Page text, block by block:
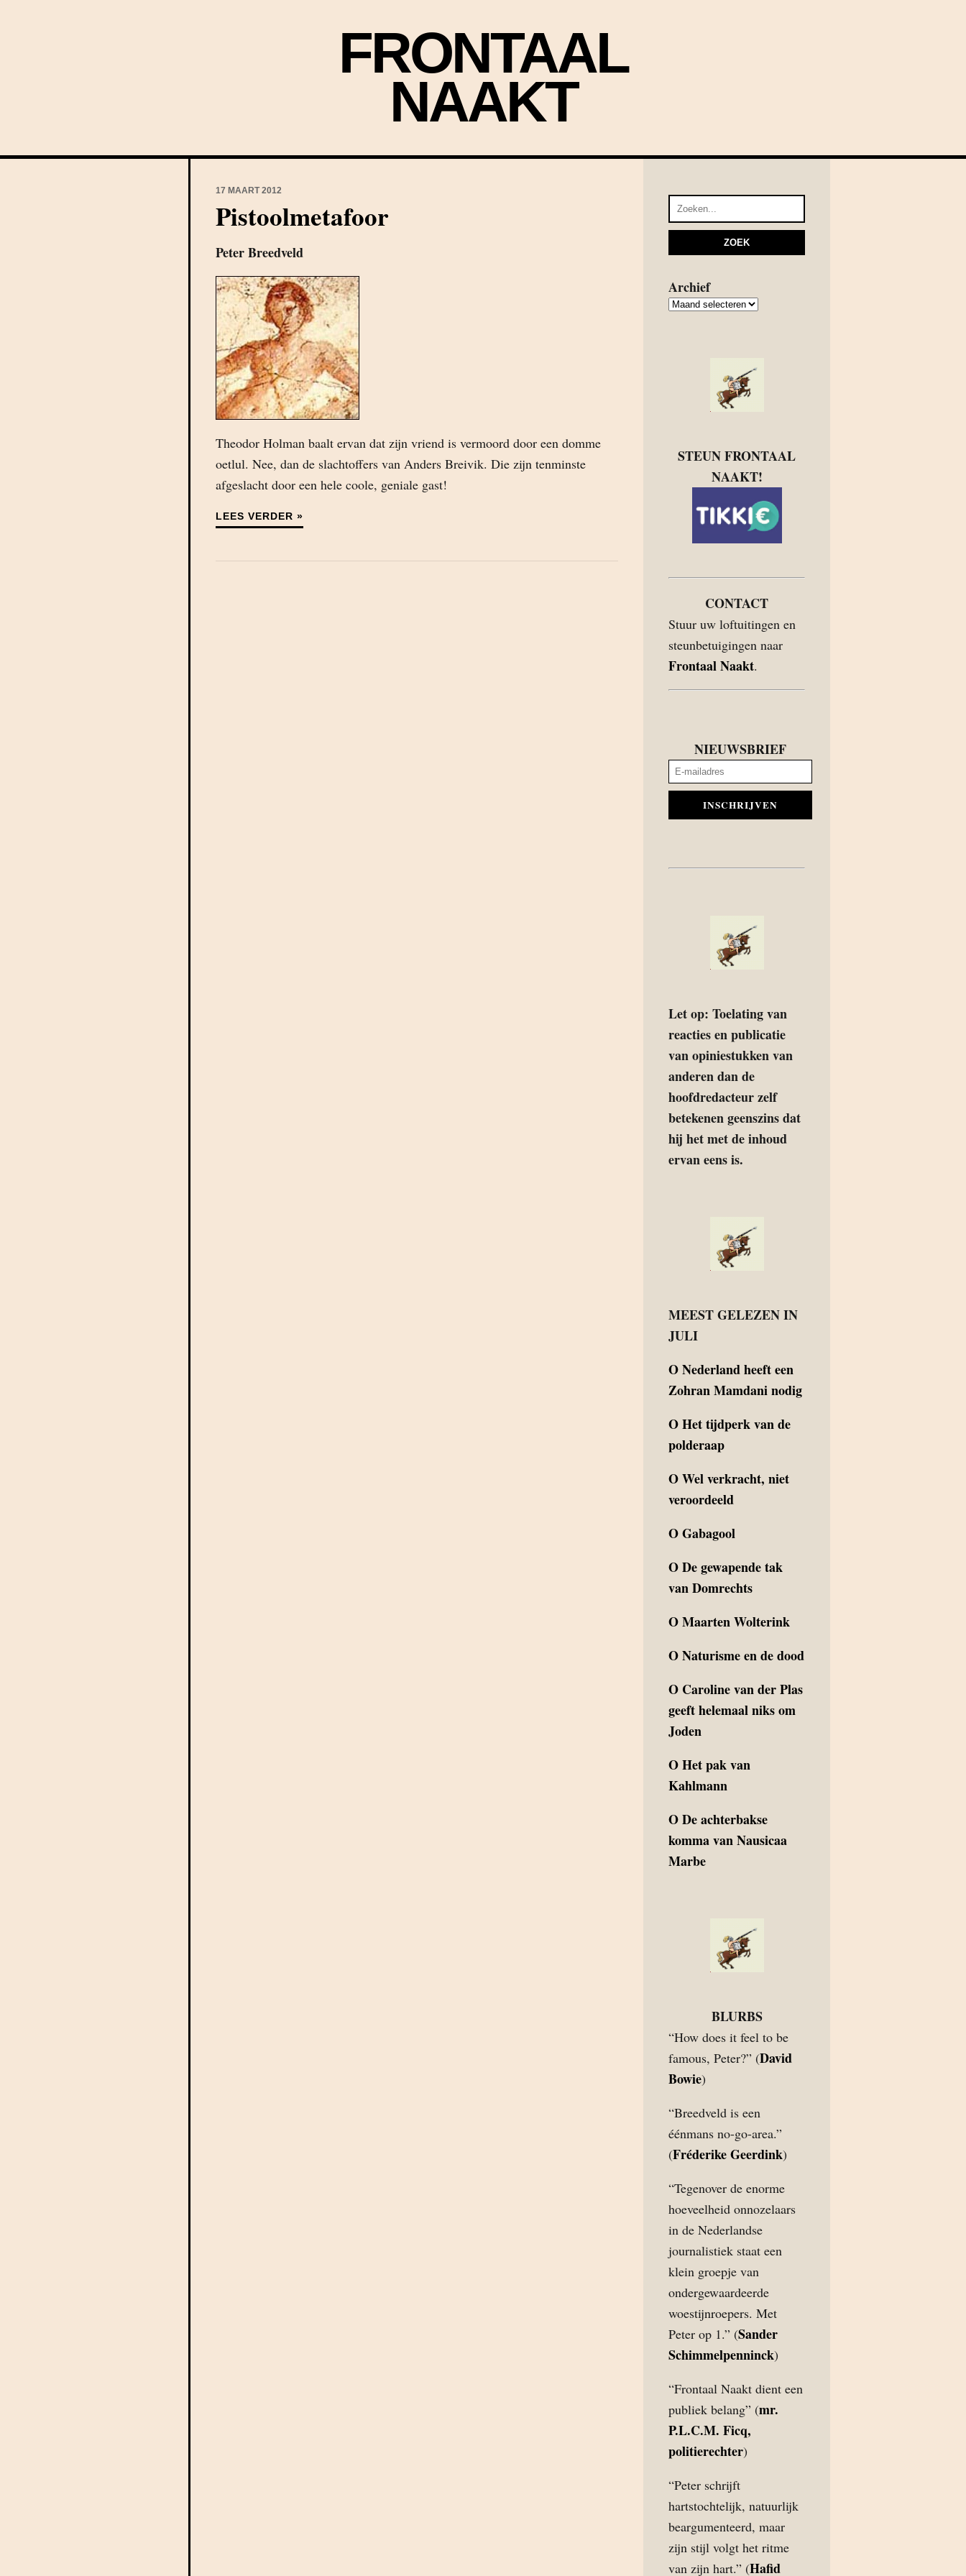
FRONTAAL
NAAKT
17 MAART 2012
Pistoolmetafoor
Peter Breedveld
Theodor Holman baalt ervan dat zijn vriend is vermoord door een domme
oetlul. Nee, dan de slachtoffers van Anders Breivik. Die zijn tenminste
afgeslacht door een hele coole, geniale gast!
LEES VERDER »
Archief
Archief
STEUN FRONTAAL
NAAKT!
CONTACT
Stuur uw loftuitingen en
steunbetuigingen naar
Frontaal Naakt.
NIEUWSBRIEF
INSCHRIJVEN
Let op: Toelating van
reacties en publicatie
van opiniestukken van
anderen dan de
hoofdredacteur zelf
betekenen geenszins dat
hij het met de inhoud
ervan eens is.
MEEST GELEZEN IN
JULI
ONederland heeft een
Zohran Mamdani nodig
OHet tijdperk van de
polderaap
OWel verkracht, niet
veroordeeld
OGabagool
ODe gewapende tak
van Domrechts
OMaarten Wolterink
ONaturisme en de dood
O Caroline van der Plas
geeft helemaal niks om
Joden
OHet pak van
Kahlmann
ODe achterbakse
komma van Nausicaa
Marbe
BLURBS
“How does it feel to be
famous, Peter?” (David
Bowie)
“Breedveld is een
éénmans no-go-area.”
(Fréderike Geerdink)
“Tegenover de enorme
hoeveelheid onnozelaars
in de Nederlandse
journalistiek staat een
klein groepje van
ondergewaardeerde
woestijnroepers. Met
Peter op 1.” (Sander
Schimmelpenninck)
“Frontaal Naakt dient een
publiek belang” (mr.
P.L.C.M. Ficq,
politierechter)
“Peter schrijft
hartstochtelijk, natuurlijk
beargumenteerd, maar
zijn stijl volgt het ritme
van zijn hart.” (Hafid